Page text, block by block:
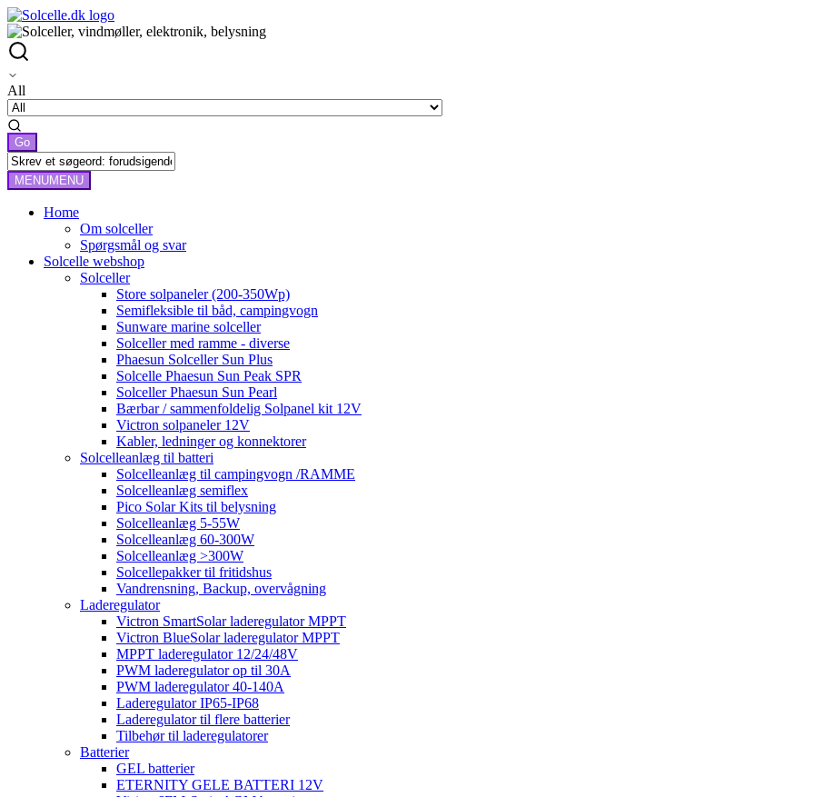
All
MENUMENU
Home
Om solceller
Spørgsmål og svar
Solcelle webshop
Solceller
Store solpaneler (200-350Wp)
Semifleksible til båd, campingvogn
Sunware marine solceller
Solceller med ramme - diverse
Phaesun Solceller Sun Plus
Solcelle Phaesun Sun Peak SPR
Solceller Phaesun Sun Pearl
Bærbar / sammenfoldelig Solpanel kit 12V
Victron solpaneler 12V
Kabler, ledninger og konnektorer
Solcelleanlæg til batteri
Solcelleanlæg til campingvogn /RAMME
Solcelleanlæg semiflex
Pico Solar Kits til belysning
Solcelleanlæg 5-55W
Solcelleanlæg 60-300W
Solcelleanlæg >300W
Solcellepakker til fritidshus
Vandrensning, Backup, overvågning
Laderegulator
Victron SmartSolar laderegulator MPPT
Victron BlueSolar laderegulator MPPT
MPPT laderegulator 12/24/48V
PWM laderegulator op til 30A
PWM laderegulator 40-140A
Laderegulator IP65-IP68
Laderegulator til flere batterier
Tilbehør til laderegulatorer
Batterier
GEL batterier
ETERNITY GELE BATTERI 12V